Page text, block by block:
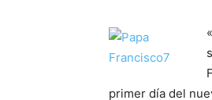
primer día del